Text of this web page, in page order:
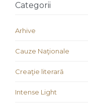
Categorii
Arhive
Cauze Naţionale
Creaţie literară
Intense Light